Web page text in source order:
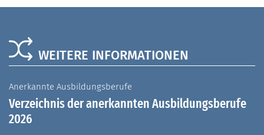
WEITERE INFORMATIONEN
Anerkannte Ausbildungsberufe
Verzeichnis der anerkannten Ausbildungsberufe
2026